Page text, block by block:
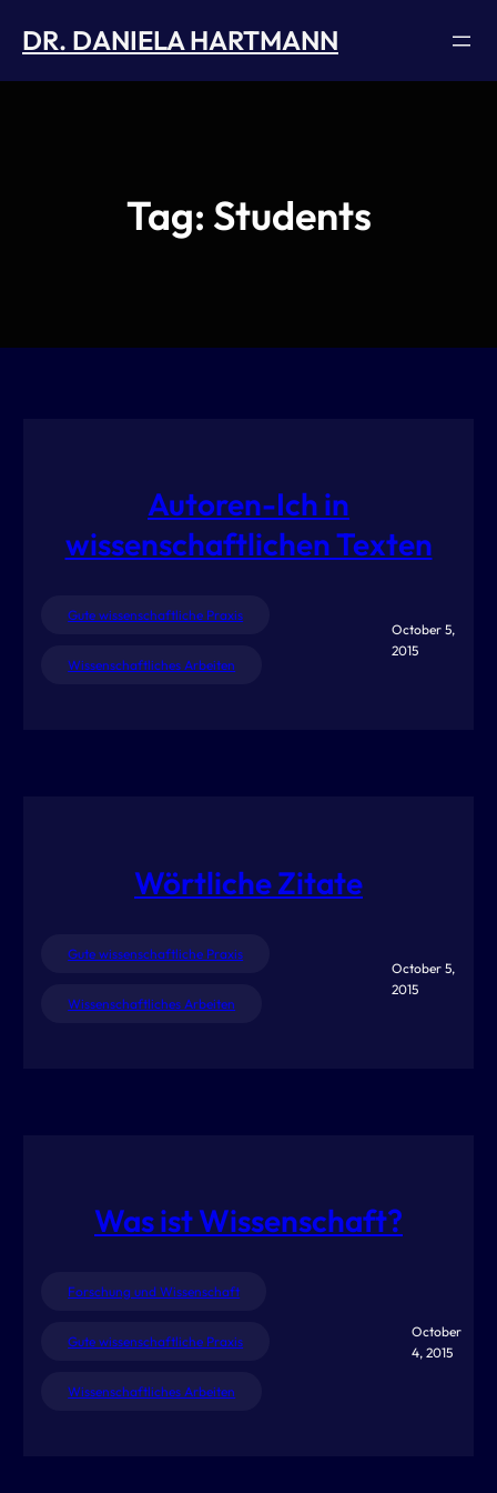
DR. DANIELA HARTMANN
Tag: Students
Autoren-Ich in
wissenschaftlichen Texten
Gute wissenschaftliche Praxis
Wissenschaftliches Arbeiten
October 5,
2015
Wörtliche Zitate
Gute wissenschaftliche Praxis
Wissenschaftliches Arbeiten
October 5,
2015
Was ist Wissenschaft?
Forschung und Wissenschaft
Gute wissenschaftliche Praxis
Wissenschaftliches Arbeiten
October
4, 2015